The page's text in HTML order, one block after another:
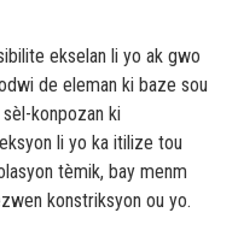
ekselan li yo ak gwo
de eleman ki baze sou
konpozan ki
li yo ka itilize tou
tèmik, bay menm
konstriksyon ou yo.